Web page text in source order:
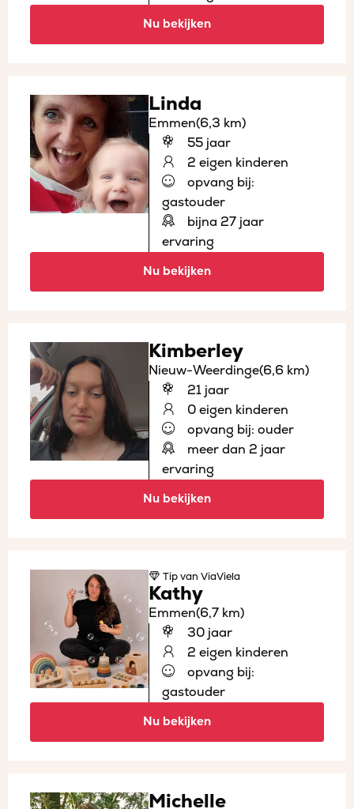
Nu bekijken
Linda
Emmen(6,3 km)
55 jaar
2 eigen kinderen
opvang bij:
gastouder
bijna 27 jaar
ervaring
Nu bekijken
Kimberley
Nieuw-Weerdinge(6,6 km)
21 jaar
0 eigen kinderen
opvang bij: ouder
meer dan 2 jaar
ervaring
Nu bekijken
Tipvan ViaViela
Kathy
Emmen(6,7 km)
30 jaar
2 eigen kinderen
opvang bij:
gastouder
Nu bekijken
Michelle